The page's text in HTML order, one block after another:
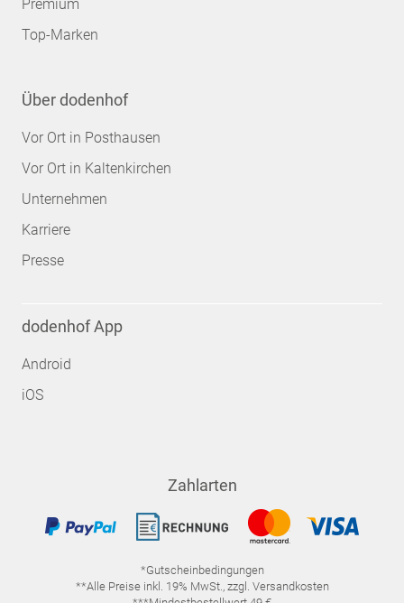
Premium
Top-Marken
Über dodenhof
Vor Ort in Posthausen
Vor Ort in Kaltenkirchen
Unternehmen
Karriere
Presse
dodenhof App
Android
iOS
Zahlarten
*Gutscheinbedingungen
**Alle Preise inkl. 19% MwSt., zzgl. Versandkosten